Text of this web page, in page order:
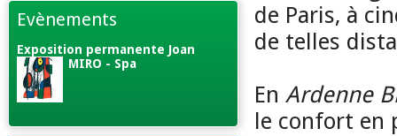
Evènements
Exposition permanente Joan
MIRO - Spa
de Paris, à
de telles
En Ardenne
le confort en